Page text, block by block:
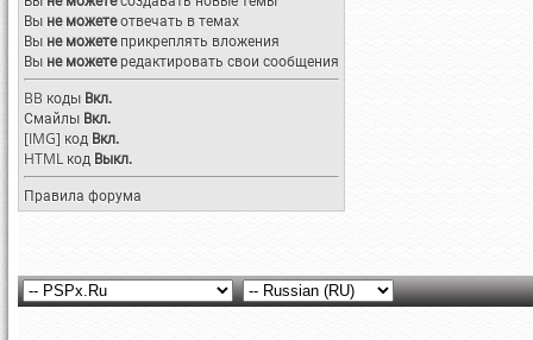
Вы не можетеотвечать в темах
Вы не можетеприкреплять вложения
Вы не можетередактировать свои сообщения
BB коды Вкл.
Смайлы Вкл.
[IMG] код Вкл.
HTML код Выкл.
Правила форума